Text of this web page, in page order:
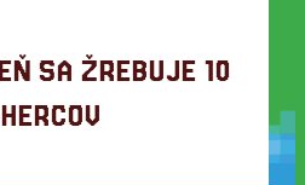
SA ŽREBUJE 10